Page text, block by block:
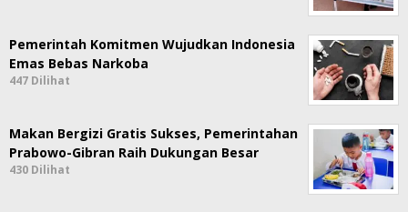
Pemerintah Komitmen Wujudkan Indonesia
Emas Bebas Narkoba
447 Dilihat
Makan Bergizi Gratis Sukses, Pemerintahan
Prabowo-Gibran Raih Dukungan Besar
430 Dilihat